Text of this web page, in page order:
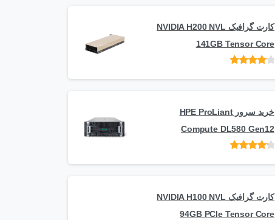
کارت گرافیک NVIDIA H200 NVL
141GB Tensor Core
5
خرید سرور HPE ProLiant
Compute DL580 Gen12
کارت گرافیک NVIDIA H100 NVL
94GB PCIe Tensor Core